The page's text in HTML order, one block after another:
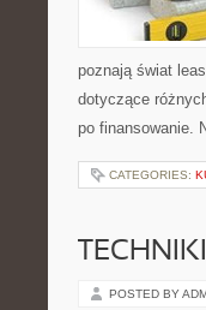
poznają świat
dotyczące
po finansowanie.
CATEGORIES:
POSTED BY